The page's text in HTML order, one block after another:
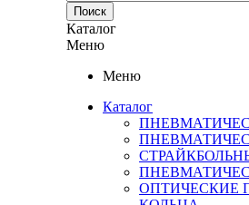
Каталог
Меню
Меню
Каталог
ОПТИЧЕСКИЕ